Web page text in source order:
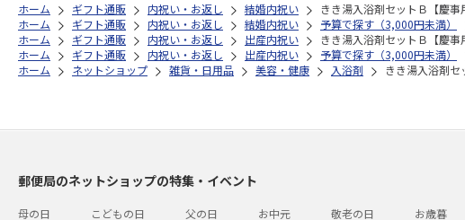
ホーム ギフト通販 内祝い・お返し 結婚内祝い
きき湯入浴剤セットＢ【慶事
ホーム
ギフト通販 内祝い・お返し 結婚内祝い 予算で探す（3,000円未満）
ホーム
ギフト通販 内祝い・お返し 出産内祝い
きき湯入浴剤セットＢ【慶事
ホーム
ギフト通販 内祝い・お返し 出産内祝い 予算で探す（3,000円未満）
ホーム
ネットショップ 雑貨・日用品 美容・健康 入浴剤 きき湯入浴剤セ
郵便局のネットショップの特集・イベント
母の日 こどもの日 父の日 お中元 敬老の日 お歳暮